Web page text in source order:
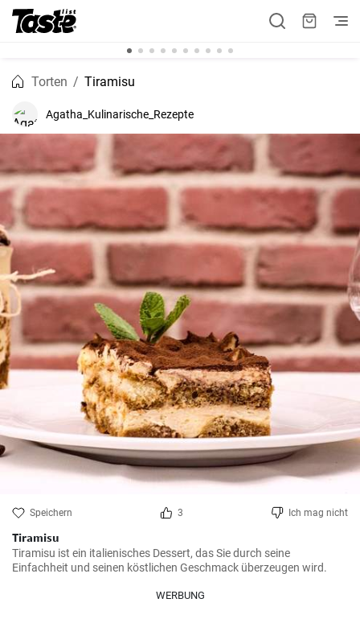
Torten Tiramisu
Agatha_Kulinarische_Rezepte
Speichern 3 Ich mag nicht
Tiramisu
Tiramisu ist ein italienisches Dessert, das Sie durch seine
Einfachheit und seinen köstlichen Geschmack überzeugen wird.
WERBUNG